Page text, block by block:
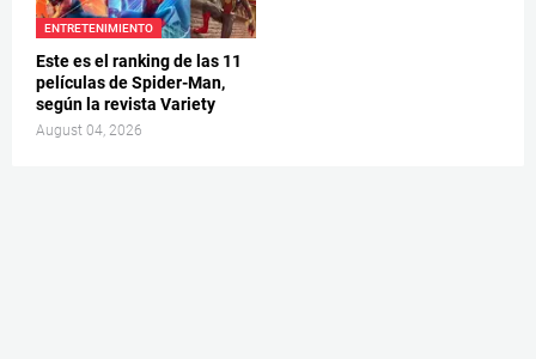
ENTRETENIMIENTO
Este es el ranking de las 11
películas de Spider-Man,
según la revista Variety
August 04, 2026